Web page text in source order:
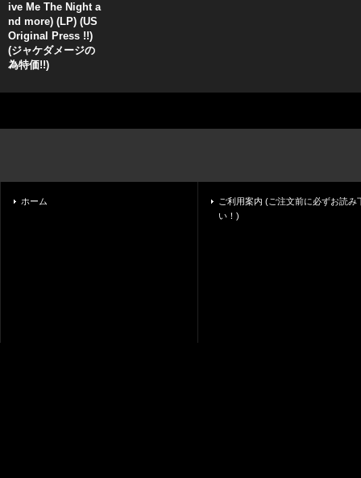
ive Me The Night a
nd more) (LP) (US
Original Press !!)
(ジャケダメージの
為特価!!)
ホーム
ご利用案内 (ご注文前に必ずお読み
い！)